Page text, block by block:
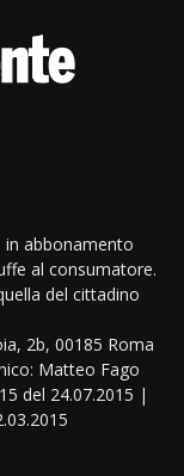
in abbonamento
al consumatore.
del cittadino
2b, 00185 Roma
Matteo Fago
del 24.07.2015 |